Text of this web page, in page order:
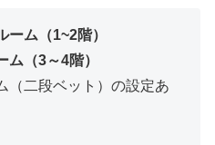
ーム（1~2階）
ム（3～4階）
（二段ベット）の設定あ